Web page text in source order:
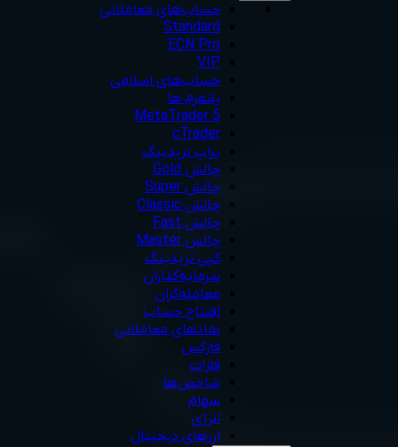
حساب‌های معاملاتی
Standard
ECN Pro
VIP
حساب‌های اسلامی
پلتفرم ها
MetaTrader 5
cTrader
پراپ تریدینگ
چالش Gold
چالش Super
چالش Classic
چالش Fast
چالش Master
کپی تریدینگ
سرمایه‌گذاران
معامله‌گران
افتتاح حساب
نمادهای معاملاتی
فارکس
فلزات
شاخص‌ها
سهام
انرژی
ارزهای دیجیتال